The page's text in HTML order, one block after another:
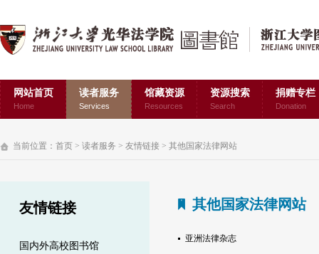
网站首页
Home
读者服务
Services
馆藏资源
Resources
资源搜索
Search
捐赠专栏
Donation
当前位置： 首页 > 读者服务 > 友情链接 > 其他国家法律网站
友情链接
国内外高校图书馆
其他国家法律网站
亚洲法律杂志